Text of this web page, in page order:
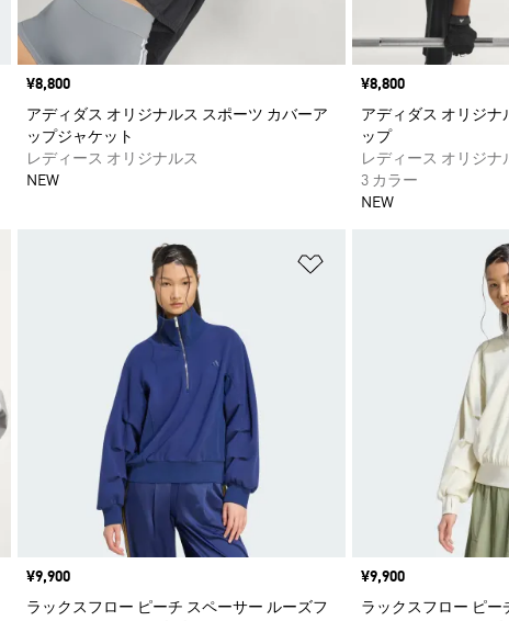
価格
¥8,800
アディダス オリジナルス スポーツ カバーア
ップジャケット
レディース オリジナルス
NEW
価格
¥8,800
アディダス オリジナ
ップ
レディース オリジナ
3 カラー
NEW
ほしいものリストに追加 ほしいものリストに追
価格
¥9,900
ラックスフロー ピーチ スペーサー ルーズフ
価格
¥9,900
ラックスフロー ピー